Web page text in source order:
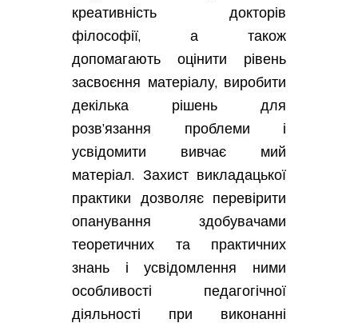
креативність докторів
філософії, а також
допомагають оцінити рівень
засвоєння матеріалу, виробити
декілька рішень для
розв’язання проблеми і
усвідомити вивчає мий
матеріал. Захист викладацької
практики дозволяє перевірити
опанування здобувачами
теоретичних та практичних
знань і усвідомлення ними
особливості педагогічної
діяльності при виконанні